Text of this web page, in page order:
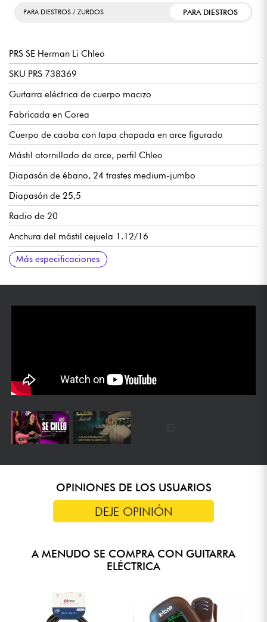
PARA DIESTROS / ZURDOS PARA DIESTROS
PRS SE Herman Li Chleo
SKU PRS 738369
Guitarra eléctrica de cuerpo macizo
Fabricada en Corea
Cuerpo de caoba con tapa chapada en arce figurado
Mástil atornillado de arce, perfil Chleo
Diapasón de ébano, 24 trastes medium-jumbo
Diapasón de 25,5
Radio de 20
Anchura del mástil cejuela 1.12/16
Anchura mástil 22º traste 2.9/32
Espesor del mástil cejuela 23/32
Espesor del mástil en el 12º traste 52/64
Pastillas de bobina simple y doble Fishman Fluence Signature
Series Omniforce Herman Li
Controles : ver fotos
Trémolo Floyd Rose 1000 con cejuela de bloqueo PRS
PRS Diseñado clavijas de afinación en baño de aceite
Se vende con funda PRS Deluxe
Más especificaciones
OPINIONES DE LOS USUARIOS
DEJE OPINIÓN
A MENUDO SE COMPRA CON GUITARRA
ELÉCTRICA